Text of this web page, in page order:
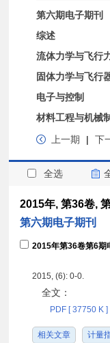
第六期电子期刊
综述
流体力学与飞行
固体力学与飞行
电子与控制
材料工程与机械
上一期
| 下
全选
2015年, 第36卷,
第六期电子期刊
2015年第36卷第6期
2015, (6): 0-0.
全文：
PDF [ 37750 K ]
相关文章 计量